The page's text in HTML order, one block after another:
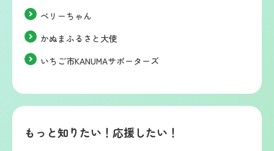
ベリーちゃん
かぬまふるさと大使
いちご市KANUMAサポーターズ
もっと知りたい！応援したい！